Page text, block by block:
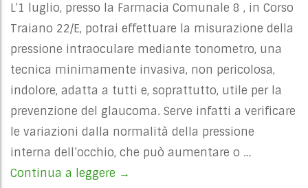
L’1 luglio, presso la Farmacia Comunale 8 , in Corso
Traiano 22/E, potrai effettuare la misurazione della
pressione intraoculare mediante tonometro, una
tecnica minimamente invasiva, non pericolosa,
indolore, adatta a tutti e, soprattutto, utile per la
prevenzione del glaucoma. Serve infatti a verificare
le variazioni dalla normalità della pressione
interna dell’occhio, che può aumentare o …
Continua a leggere PRESSIONE OCULARE LUGLIO
→